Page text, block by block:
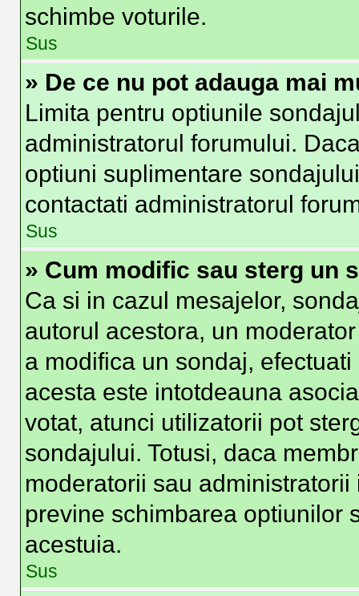
schimbe voturile.
Sus
» De ce nu pot adauga mai
Limita pentru optiunile
administratorul forumului.
optiuni suplimentare
contactati administratorul
Sus
» Cum modific sau sterg un
Ca si in cazul mesajelor,
autorul acestora, un
a modifica un sondaj,
acesta este intotdeauna
votat, atunci utilizatorii pot
sondajului. Totusi, daca
moderatorii sau
previne schimbarea optiunilor
acestuia.
Sus